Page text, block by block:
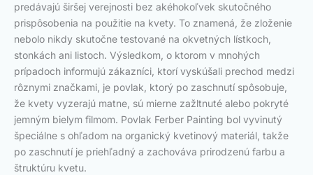
predávajú širšej verejnosti bez akéhokoľvek skutočného
prispôsobenia na použitie na kvety. To znamená, že zloženie
nebolo nikdy skutočne testované na okvetných lístkoch,
stonkách ani listoch. Výsledkom, o ktorom v mnohých
prípadoch informujú zákazníci, ktorí vyskúšali prechod medzi
rôznymi značkami, je povlak, ktorý po zaschnutí spôsobuje,
že kvety vyzerajú matne, sú mierne zažltnuté alebo pokryté
jemným bielym filmom. Povlak Ferber Painting bol vyvinutý
špeciálne s ohľadom na organický kvetinový materiál, takže
po zaschnutí je priehľadný a zachováva prirodzenú farbu a
štruktúru kvetu.